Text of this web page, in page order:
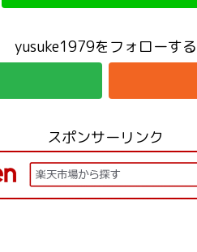
yusuke1979をフォローする
スポンサーリンク